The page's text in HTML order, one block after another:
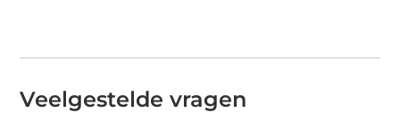
Veelgestelde vragen